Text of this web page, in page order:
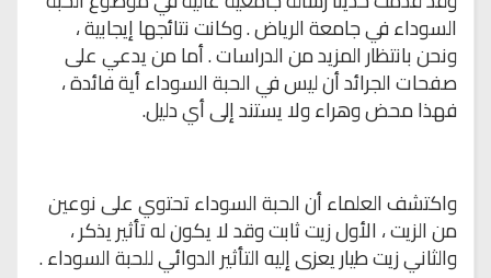
السوداء في جامعة الرياض.وكانت نتائجها إيجابية ،
ونحن بانتظار المزيد من الدراسات.أما من يدعيعلى
صفحات الجرائد أن ليس في الحبة السوداء أية فائدة ،
فهذا محض وهراء ولا يستندإلى أي دليل.
واكتشف العلماء أن الحبة السوداء تحتوي على نوعين
من الزيت ، الأول زيت ثابت وقد لا يكون له تأثير يذكر ،
والثاني زيت طيار يعزى إليه التأثيرالدوائي للحبة السوداء.